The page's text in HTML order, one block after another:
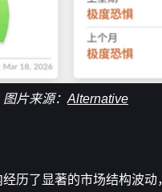
图片来源： Alternative
历了显著的市场结构波